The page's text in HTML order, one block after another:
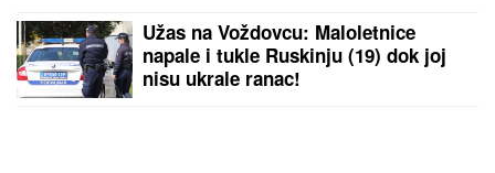
Užas na Voždovcu: Maloletnice
napale i tukle Ruskinju (19) dok joj
nisu ukrale ranac!